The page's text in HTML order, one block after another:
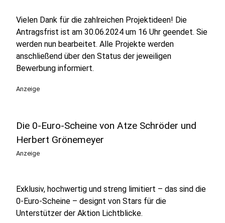
Vielen Dank für die zahlreichen Projektideen! Die
Antragsfrist ist am 30.06.2024 um 16 Uhr geendet. Sie
werden nun bearbeitet. Alle Projekte werden
anschließend über den Status der jeweiligen
Bewerbung informiert.
Anzeige
Die 0-Euro-Scheine von Atze Schröder und
Herbert Grönemeyer
Anzeige
Exklusiv, hochwertig und streng limitiert – das sind die
0-Euro-Scheine – designt von Stars für die
Unterstützer der Aktion Lichtblicke.